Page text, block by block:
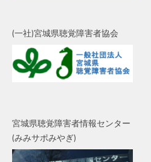
(一社)宮城県聴覚障害者協会
宮城県聴覚障害者情報センター
(みみサポみやぎ)